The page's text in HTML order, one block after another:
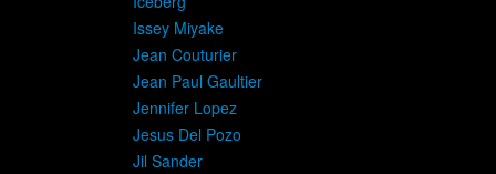
Issey Miyake
Jean Couturier
Jean Paul Gaultier
Jennifer Lopez
Jesus Del Pozo
Jil Sander